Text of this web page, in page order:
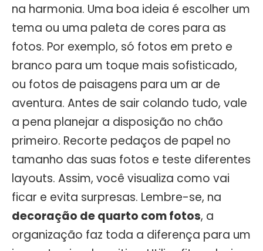
na harmonia. Uma boa ideia é escolher um
tema ou uma paleta de cores para as
fotos. Por exemplo, só fotos em preto e
branco para um toque mais sofisticado,
ou fotos de paisagens para um ar de
aventura. Antes de sair colando tudo, vale
a pena planejar a disposição no chão
primeiro. Recorte pedaços de papel no
tamanho das suas fotos e teste diferentes
layouts. Assim, você visualiza como vai
ficar e evita surpresas. Lembre-se, na
decoração de quarto com fotos, a
organização faz toda a diferença para um